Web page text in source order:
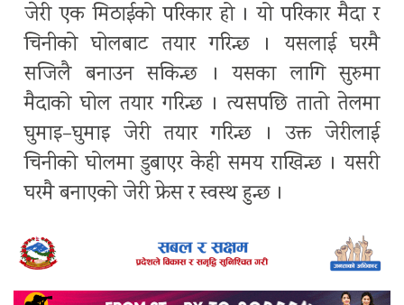
जेरी एक मिठाईको परिकार हो । यो परिकार मैदा र
चिनीको घोलबाट तयार गरिन्छ । यसलाई घरमै
सजिलै बनाउन सकिन्छ । यसका लागि सुरुमा
मैदाको घोल तयार गरिन्छ । त्यसपछि तातो तेलमा
घुमाइ–घुमाइ जेरी तयार गरिन्छ । उक्त जेरीलाई
चिनीको घोलमा डुबाएर केही समय राखिन्छ । यसरी
घरमै बनाएको जेरी फ्रेस र स्वस्थ हुन्छ ।